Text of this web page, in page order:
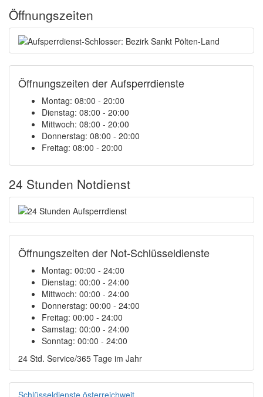
Öffnungszeiten
Öffnungszeiten der Aufsperrdienste
Montag: 08:00 - 20:00
Dienstag: 08:00 - 20:00
Mittwoch: 08:00 - 20:00
Donnerstag: 08:00 - 20:00
Freitag: 08:00 - 20:00
24 Stunden Notdienst
Öffnungszeiten der Not-Schlüsseldienste
Montag: 00:00 - 24:00
Dienstag: 00:00 - 24:00
Mittwoch: 00:00 - 24:00
Donnerstag: 00:00 - 24:00
Freitag: 00:00 - 24:00
Samstag: 00:00 - 24:00
Sonntag: 00:00 - 24:00
24 Std. Service/365 Tage im Jahr
Schlüsseldienste österreichweit